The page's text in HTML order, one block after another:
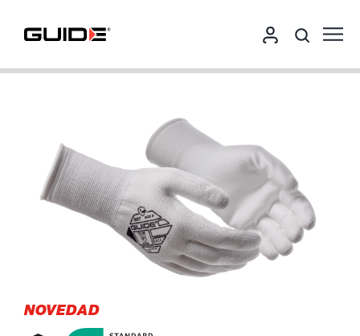
NOVEDAD